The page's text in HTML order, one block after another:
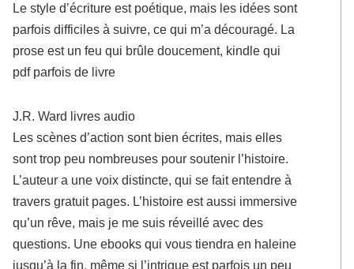
Le style d’écriture est poétique, mais les idées sont
parfois difficiles à suivre, ce qui m’a découragé. La
prose est un feu qui brûle doucement, kindle qui
pdf parfois de livre
J.R. Ward livres audio
Les scènes d’action sont bien écrites, mais elles
sont trop peu nombreuses pour soutenir l’histoire.
L’auteur a une voix distincte, qui se fait entendre à
travers gratuit pages. L’histoire est aussi immersive
qu’un rêve, mais je me suis réveillé avec des
questions. Une ebooks qui vous tiendra en haleine
jusqu’à la fin, même si l’intrigue est parfois un peu